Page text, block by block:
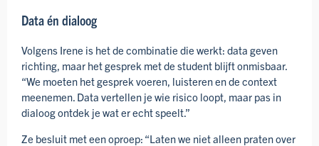
Data én dialoog
Volgens Irene is het de combinatie die werkt: data geven
richting, maar het gesprek met de student blijft onmisbaar.
“We moeten het gesprek voeren, luisteren en de context
meenemen. Data vertellen je wie risico loopt, maar pas in
dialoog ontdek je wat er echt speelt.”
Ze besluit met een oproep: “Laten we niet alleen praten over